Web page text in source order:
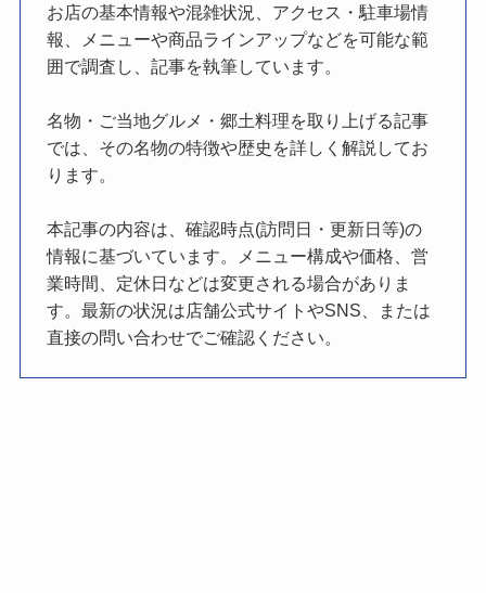
お店の基本情報や混雑状況、アクセス・駐車場情
報、メニューや商品ラインアップなどを可能な範
囲で調査し、記事を執筆しています。
名物・ご当地グルメ・郷土料理を取り上げる記事
では、その名物の特徴や歴史を詳しく解説してお
ります。
本記事の内容は、確認時点(訪問日・更新日等)の
情報に基づいています。メニュー構成や価格、営
業時間、定休日などは変更される場合がありま
す。最新の状況は店舗公式サイトやSNS、または
直接の問い合わせでご確認ください。